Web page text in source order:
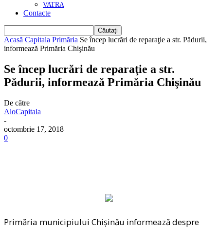
VATRA
Contacte
Acasă Capitala Primăria Se încep lucrări de reparaţie a str. Pădurii,
informează Primăria Chişinău
Se încep lucrări de reparaţie a str.
Pădurii, informează Primăria Chişinău
De către
AloCapitala
-
octombrie 17, 2018
0
Primăria municipiului Chişinău informează despre